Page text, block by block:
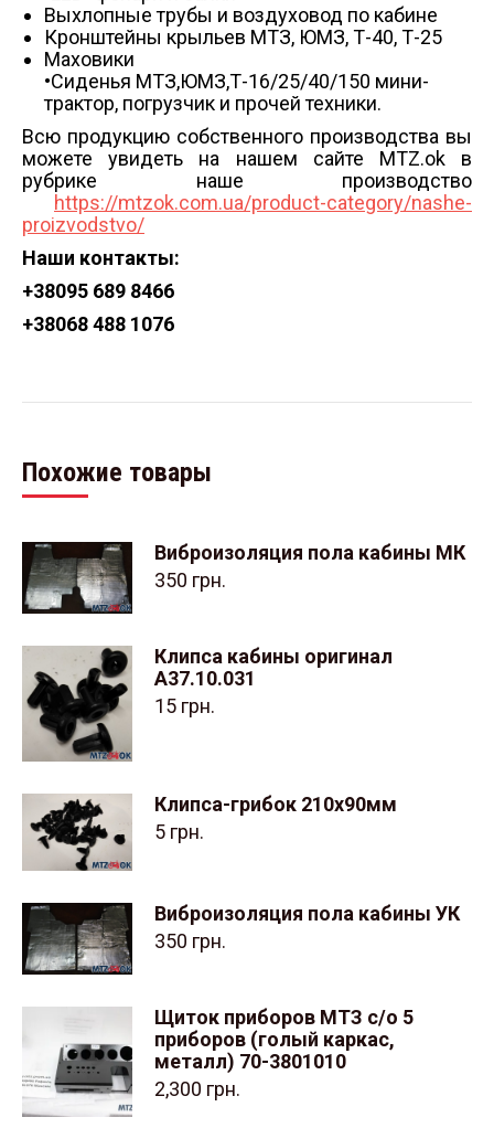
Выхлопные трубы и воздуховод по кабине
Кронштейны крыльев МТЗ, ЮМЗ, Т-40, Т-25
Маховики
•Сиденья МТЗ,ЮМЗ,Т-16/25/40/150 мини-
трактор, погрузчик и прочей техники.
Всю продукцию собственного производства вы
можете увидеть на нашем сайте MTZ.ok в
рубрике наше производство
https://mtzok.com.ua/product-category/nashe-
proizvodstvo/
Наши контакты:
+38095 689 8466
+38068 488 1076
Похожие товары
Виброизоляция пола кабины МК
350 грн.
Клипса кабины оригинал
А37.10.031
15 грн.
Клипса-грибок 210х90мм
5 грн.
Виброизоляция пола кабины УК
350 грн.
Щиток приборов МТЗ с/о 5
приборов (голый каркас,
металл) 70-3801010
2,300 грн.